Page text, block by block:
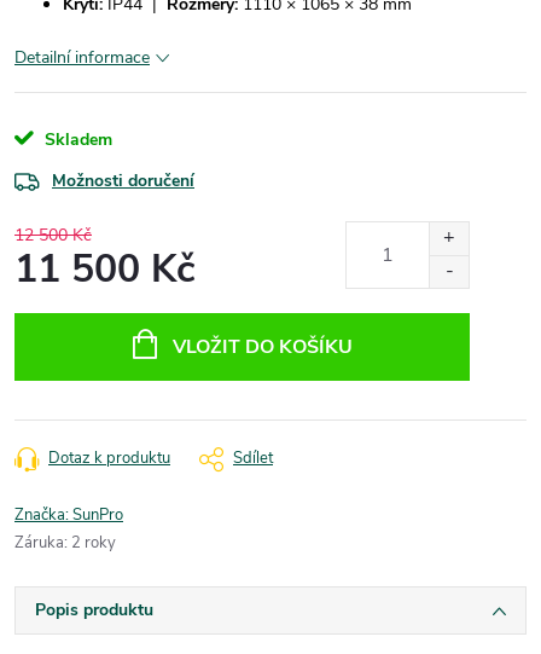
Detailní informace
Skladem
Možnosti doručení
12 500 Kč
11 500 Kč
VLOŽIT DO KOŠÍKU
Dotaz k produktu Sdílet
Značka:SunPro
Záruka: 2 roky
Popis produktu